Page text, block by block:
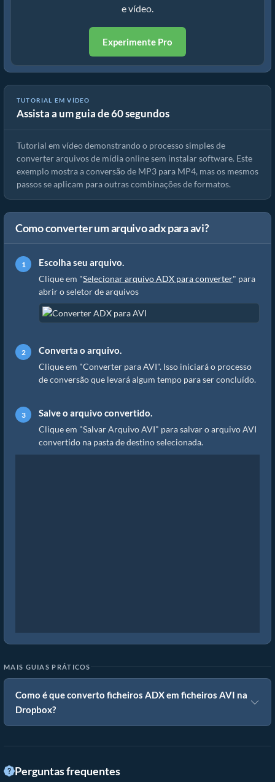
e vídeo.
Experimente Pro
TUTORIAL EM VÍDEO
Assista a um guia de 60 segundos
Como converter arquivos de mídia
Tutorial em vídeo demonstrando o processo simples de
converter arquivos de mídia online sem instalar software. Este
exemplo mostra a conversão de MP3 para MP4, mas os mesmos
passos se aplicam para outras combinações de formatos.
Como converter um arquivo adx para avi?
Escolha seu arquivo.
Clique em "Selecionar arquivo ADX para converter" para
abrir o seletor de arquivos
Converta o arquivo.
Clique em "Converter para AVI". Isso iniciará o processo
de conversão que levará algum tempo para ser concluído.
Salve o arquivo convertido.
Clique em "Salvar Arquivo AVI" para salvar o arquivo AVI
convertido na pasta de destino selecionada.
MAIS GUIAS PRÁTICOS
Como é que converto ficheiros ADX em ficheiros AVI na
Dropbox?
Perguntas frequentes